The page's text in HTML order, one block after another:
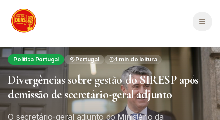
Política Portugal Portugal 1min de leitura
Divergências sobre gestão do SIRESP após
demissão de secretário-geral adjunto
O secretário-geral adjunto do Ministério da